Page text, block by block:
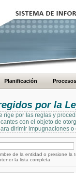
Planificación Procesos
por la
rige por las reglas y
con el objeto de
dirimir impugnaciones
de la entidad o presione la
la lista completa